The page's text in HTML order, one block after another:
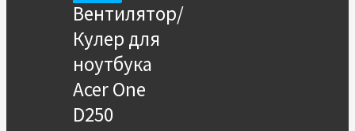
Вентилятор/
Кулер для
ноутбука
Acer One
D250